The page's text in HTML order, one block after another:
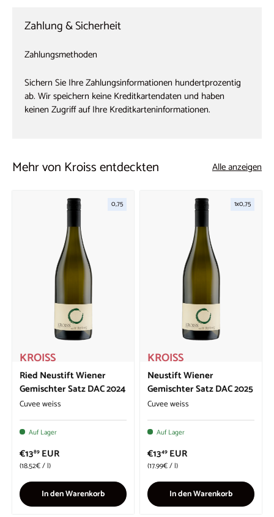
Zahlung & Sicherheit
Zahlungsmethoden
Sichern Sie Ihre Zahlungsinformationen hundertprozentig
ab. Wir speichern keine Kreditkartendaten und haben
keinen Zugriff auf Ihre Kreditkarteninformationen.
Mehr von Kroiss entdeckten Alle anzeigen
0,75
KROISS
Ried Neustift Wiener
Gemischter Satz DAC 2024
Cuvee weiss
Auf Lager
€1389 EUR
Grundpreis
18.52€/l
In den Warenkorb
1x0,75
KROISS
Neustift Wiener
Gemischter Satz DAC 2025
Cuvee weiss
Auf Lager
€1349 EUR
Grundpreis
17.99€/l
In den Warenkorb